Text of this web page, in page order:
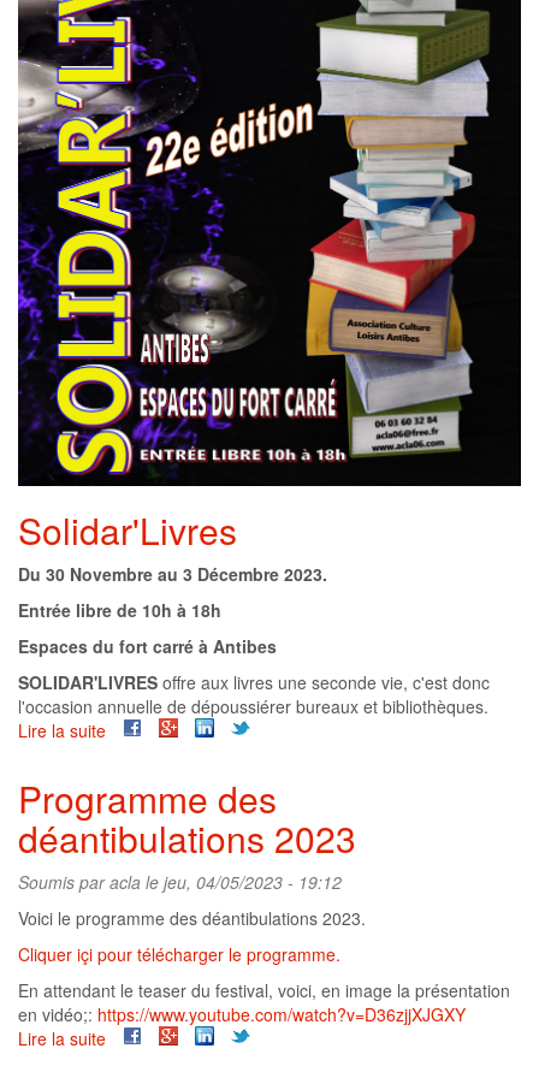
Solidar'Livres
Du 30 Novembre au 3 Décembre 2023.
Entrée libre de 10h à 18h
Espaces du fort carré à Antibes
SOLIDAR'LIVRES offre aux livres une seconde vie, c'est donc
l'occasion annuelle de dépoussiérer bureaux et bibliothèques.
Lire la suite de
Programme des
déantibulations 2023
Soumis paracla le jeu, 04/05/2023 - 19:12
Voici le programme des déantibulations 2023.
Cliquer içi pour télécharger le programme.
En attendant le teaser du festival, voici, en image la présentation
en vidéo;: https://www.youtube.com/watch?v=D36zjjXJGXY
Lire la suite de